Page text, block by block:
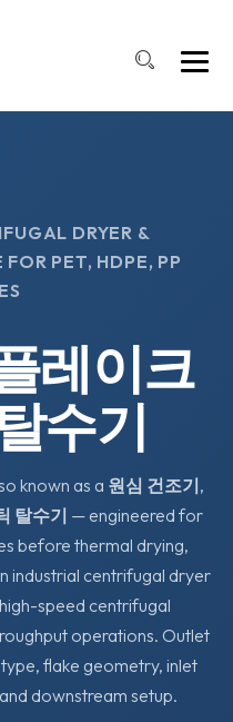
DRYER &
PET, HDPE, PP
레이크
수기
known as a 원심 건조기,
탈수기 — engineered for
before thermal drying,
industrial centrifugal dryer
speed centrifugal
operations. Outlet
flake geometry, inlet
downstream setup.